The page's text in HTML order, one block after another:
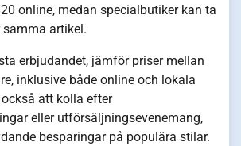
online, medan specialbutiker kan ta
artikel.
erbjudandet, jämför priser mellan
inklusive både online och lokala
också att kolla efter
eller utförsäljningsevenemang,
besparingar på populära stilar.